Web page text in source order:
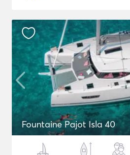
Fountaine Pajot Isla 40